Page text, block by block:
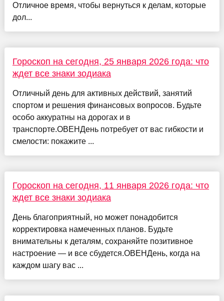
Отличное время, чтобы вернуться к делам, которые
дол...
Гороскоп на сегодня, 25 января 2026 года: что
ждет все знаки зодиака
Отличный день для активных действий, занятий
спортом и решения финансовых вопросов. Будьте
особо аккуратны на дорогах и в
транспорте.ОВЕНДень потребует от вас гибкости и
смелости: покажите ...
Гороскоп на сегодня, 11 января 2026 года: что
ждет все знаки зодиака
День благоприятный, но может понадобится
корректировка намеченных планов. Будьте
внимательны к деталям, сохраняйте позитивное
настроение — и все сбудется.ОВЕНДень, когда на
каждом шагу вас ...